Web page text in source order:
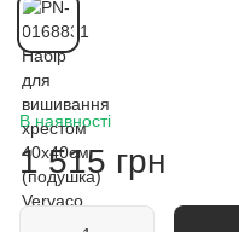
В наявності
1 515 грн